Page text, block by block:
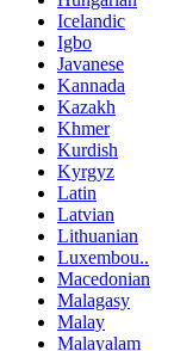
Icelandic
Igbo
Javanese
Kannada
Kazakh
Khmer
Kurdish
Kyrgyz
Latin
Latvian
Lithuanian
Luxembou..
Macedonian
Malagasy
Malay
Malayalam